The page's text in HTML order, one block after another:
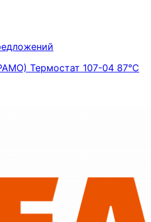
Термостат 107-04 87°C